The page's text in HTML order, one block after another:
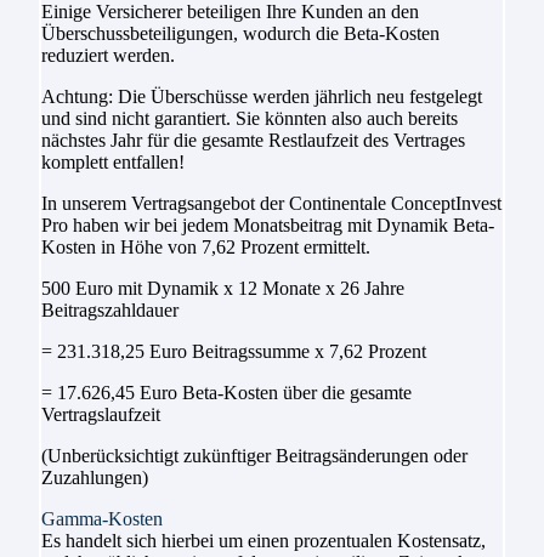
Einige Versicherer beteiligen Ihre Kunden an den
Überschussbeteiligungen, wodurch die Beta-Kosten
reduziert werden.
Achtung: Die Überschüsse werden jährlich neu festgelegt
und sind nicht garantiert. Sie könnten also auch bereits
nächstes Jahr für die gesamte Restlaufzeit des Vertrages
komplett entfallen!
In unserem Vertragsangebot der Continentale ConceptInvest
Pro haben wir bei jedem Monatsbeitrag mit Dynamik Beta-
Kosten in Höhe von 7,62 Prozent ermittelt.
500 Euro mit Dynamik x 12 Monate x 26 Jahre
Beitragszahldauer
= 231.318,25 Euro Beitragssumme x 7,62 Prozent
= 17.626,45 Euro Beta-Kosten über die gesamte
Vertragslaufzeit
(Unberücksichtigt zukünftiger Beitragsänderungen oder
Zuzahlungen)
Gamma-Kosten
Es handelt sich hierbei um einen prozentualen Kostensatz,